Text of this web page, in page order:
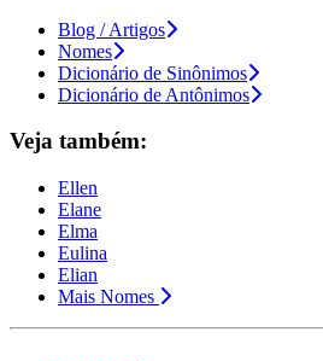
Blog / Artigos
Nomes
Dicionário de Sinônimos
Dicionário de Antônimos
Veja também:
Ellen
Elane
Elma
Eulina
Elian
Mais Nomes